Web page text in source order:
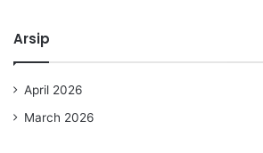
Arsip
April 2026
March 2026